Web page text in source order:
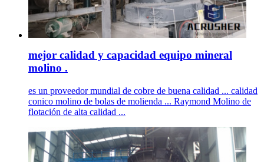
mejor calidad y capacidad equipo mineral
molino .
es un proveedor mundial de cobre de buena calidad ... calidad
conico molino de bolas de molienda ... Raymond Molino de
flotación de alta calidad ...